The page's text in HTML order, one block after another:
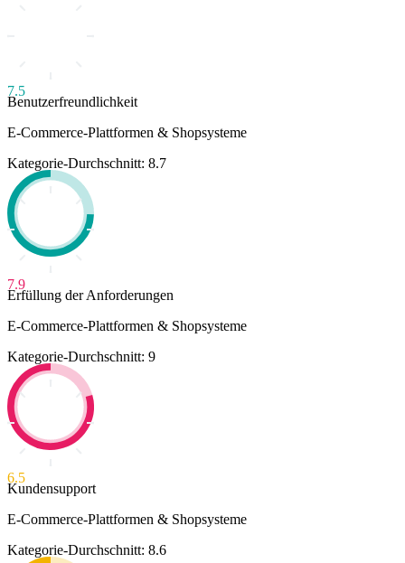
7.5
Benutzerfreundlichkeit
E-Commerce-Plattformen & Shopsysteme
Kategorie-Durchschnitt: 8.7
7.9
Erfüllung der Anforderungen
E-Commerce-Plattformen & Shopsysteme
Kategorie-Durchschnitt: 9
6.5
Kundensupport
E-Commerce-Plattformen & Shopsysteme
Kategorie-Durchschnitt: 8.6